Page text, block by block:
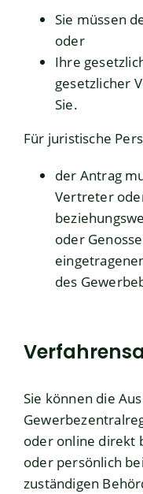
Sie müssen
oder
Ihre
gesetzlicher
Sie.
Für juristische
der Antrag
Vertreter
oder
des
Sie können die
oder online direkt
oder persönlich
zuständigen